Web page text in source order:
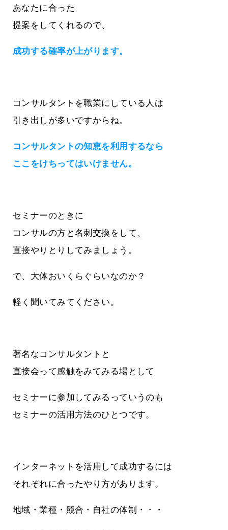
あなたに合った
提案をしてくれるので、
成功する確率が上がります。
コンサルタントを職業にしている人は
引き出しが多いですからね。
コンサルタントの知恵を利用するなら
ここをけちってはいけません。
セミナーのときに
コンサルの方と名刺交換をして、
直接やりとりしてみましょう。
で、大体おいくらぐらいなのか？
軽く聞いてみてください。
著名なコンサルタントと
直接会って感触をみてみる場として
セミナーに参加してみるっていうのも
セミナーの活用方法のひとつです。
インターネットを活用して成功するには
それぞれに合ったやり方があります。
地域・業種・競合・自社の体制・・・